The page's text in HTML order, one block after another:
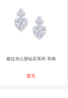
格拉夫心形钻石耳环 耳饰
暂无